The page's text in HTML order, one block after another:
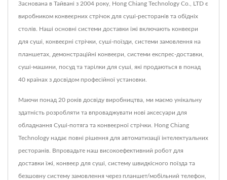
Заснована в Тайвані з 2004 року, Hong Chiang Technology Co., LTD є
виробником конвеєрних стрічок для суші-ресторанів та обідніх
столів. Наші основні системи доставки їжі включають конвеєри
для суші, конвеєрні стрічки, суші-поїзди, системи замовлення на
планшетах, демонстраційні конвеєри, системи експрес-доставки,
суші-машини, посуд та тарілки для суші, які продаються в понад
40 країнах з досвідом професійної установки.
Маючи понад 20 років досвіду виробництва, ми маємо унікальну
здатність розробляти та впроваджувати нові аксесуари для
обладнання Суші-потяга та конвеєрної стрічки. Hong Chiang
Technology надає повні рішення для автоматизації інтелектуальних
ресторанів. Впровадьте наш високоефективний робот для
доставки їжі, конвеєр для суші, систему швидкісного поїзда та
безшовну систему замовлення через планшет/мобільний телефон,